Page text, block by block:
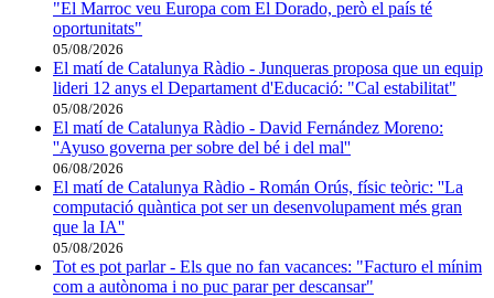
"El Marroc veu Europa com El Dorado, però el país té
oportunitats"
05/08/2026
El matí de Catalunya Ràdio - Junqueras proposa que un equip
lideri 12 anys el Departament d'Educació: "Cal estabilitat"
05/08/2026
El matí de Catalunya Ràdio - David Fernández Moreno:
''Ayuso governa per sobre del bé i del mal''
06/08/2026
El matí de Catalunya Ràdio - Román Orús, físic teòric: ''La
computació quàntica pot ser un desenvolupament més gran
que la IA''
05/08/2026
Tot es pot parlar - Els que no fan vacances: "Facturo el mínim
com a autònoma i no puc parar per descansar"